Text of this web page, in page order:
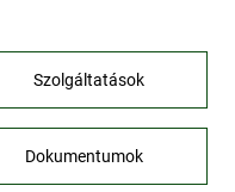
Szolgáltatások
Dokumentumok